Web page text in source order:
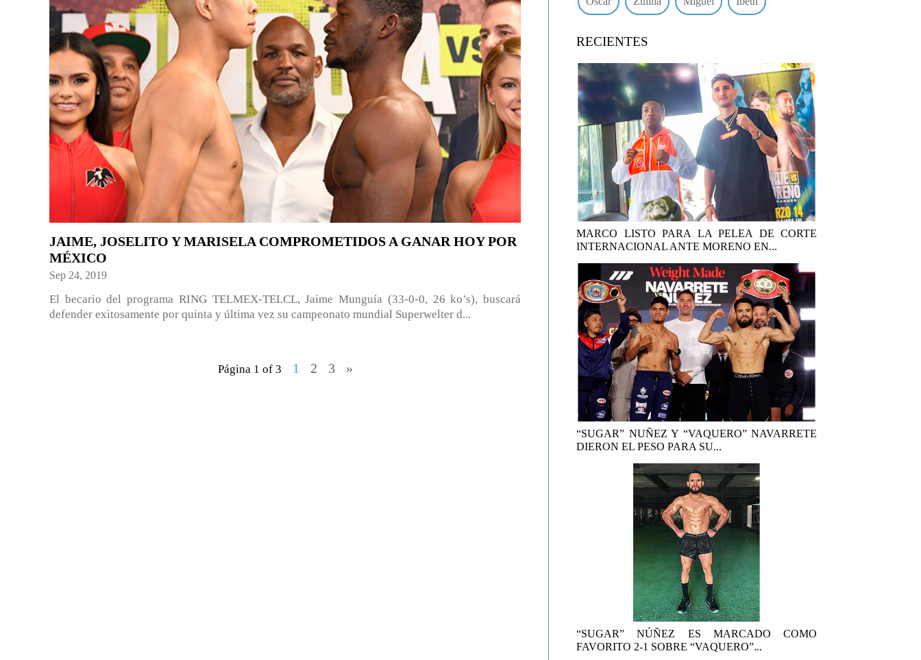
JAIME, JOSELITO Y MARISELA COMPROMETIDOS A GANAR HOY POR
MÉXICO
Sep 24, 2019
El becario del programa RING TELMEX-TELCL, Jaime Munguía (33-0-0, 26 ko’s), buscará
defender exitosamente por quinta y última vez su campeonato mundial Superwelter d...
Página 1 of 3 1 2 3 »
RECIENTES
MARCO LISTO PARA LA PELEA DE CORTE
INTERNACIONAL ANTE MORENO EN...
“SUGAR” NUÑEZ Y “VAQUERO” NAVARRETE
DIERON EL PESO PARA SU...
“SUGAR” NÚÑEZ ES MARCADO COMO
FAVORITO 2-1 SOBRE “VAQUERO”...